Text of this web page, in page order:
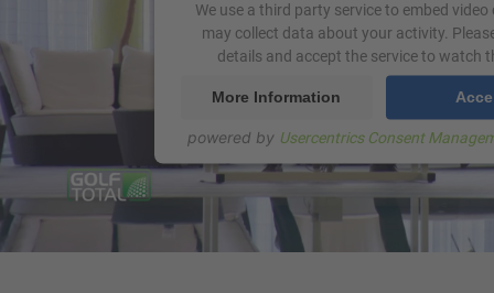
We use a third party service to embed
may collect data about your activity.
details and accept the service to watch
More Information
powered by Usercentrics Consent